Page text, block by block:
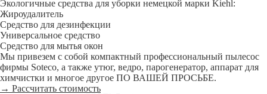
Экологичные средства для уборки немецкой марки Kiehl:
Жироудалитель
Средство для дезинфекции
Универсальное средство
Средство для мытья окон
Мы привезем с собой компактный профессиональный пылесос
фирмы Soteco, а также утюг, ведро, парогенератор, аппарат для
химчистки и многое другое ПО ВАШЕЙ ПРОСЬБЕ.
→ Рассчитать стоимость